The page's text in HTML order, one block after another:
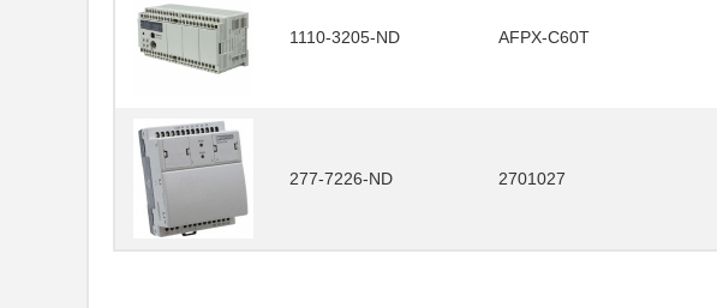
1110-3205-ND AFPX-C60T
277-7226-ND 2701027